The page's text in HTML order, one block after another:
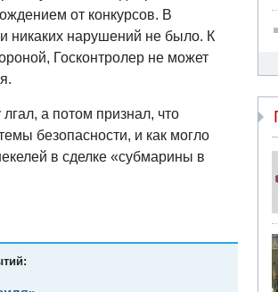
от конкурсов. В
никаких нарушений не было. К
Госконтролер не может
а потом признал, что
безопасности, и как могло
в сделке «субмарины в